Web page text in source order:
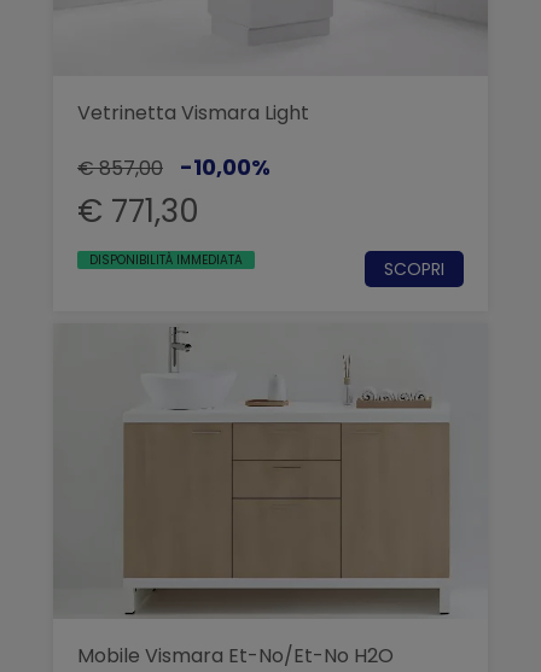
Vetrinetta Vismara Light
€ 857,00
-10,00%
€ 771,30
DISPONIBILITÀ IMMEDIATA SCOPRI
Mobile Vismara Et-No/Et-No H2O